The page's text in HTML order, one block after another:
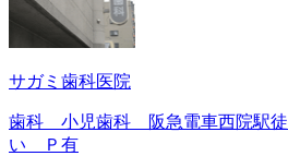
サガミ歯科医院
歯科 小児歯科 阪急電車西院駅
い Ｐ有